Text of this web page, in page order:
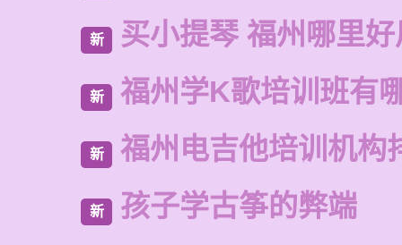
新 买小提琴 福州哪里
新 福州学K歌培训班有
新 福州电吉他培训机构
新 孩子学古筝的弊端